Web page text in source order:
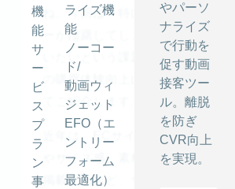
機
能
サ
ー
ビ
ス
プ
ラ
ン
事
ライズ機
能
ノーコー
ド/
動画ウィ
ジェット
EFO（エ
ントリー
フォーム
最適化）
やパーソ
ナライズ
で行動を
促す動画
接客ツー
ル。離脱
を防ぎ
CVR向上
を実現。
ね。今回は、特にネットで購入
ーが躊躇してしまうアイテムを
いたいという課題に対し、AIを
の購買体験向上に挑戦しているサ
てご紹介します。
近年は、ECサイト利用者の増加
やサイズ感、素材がわかるよう
掲載するなど、サイト側も工夫し